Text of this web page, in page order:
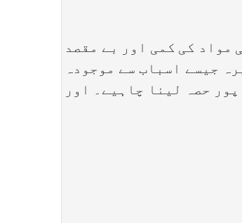
کی کمی اور بے مقصد
جیسے اسباب سے موجودہ
حصہ لینا چاہیے۔ اور